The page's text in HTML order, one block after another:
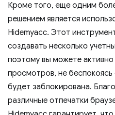
Кроме того, еще одним
решением является
Hidemyacc. Этот
создавать несколько
поэтому вы можете активно
просмотров, не беспокоясь
будет заблокирована.
различные отпечатки